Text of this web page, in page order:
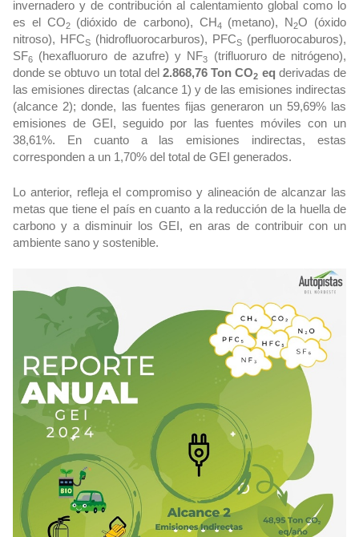
invernadero y de contribución al calentamiento global como lo
es el CO2 (dióxido de carbono), CH4 (metano), N2O (óxido
nitroso), HFCS (hidrofluorocarburos), PFCS (perfluorocaburos),
SF6 (hexafluoruro de azufre) y NF3
(trifluoruro de nitrógeno),
donde se obtuvo un total del2.868,76 Ton CO2 eq derivadas de
las emisiones directas (alcance 1) y de las emisiones indirectas
(alcance 2); donde, las fuentes fijas generaron un 59,69% las
emisiones de GEI, seguido por las fuentes móviles con un
38,61%. En cuanto a las emisiones indirectas, estas
corresponden a un 1,70% del total de GEI generados.
Lo anterior, refleja el compromiso y alineación de alcanzar las
metas que tiene el país en cuanto a la reducción de la huella de
carbono y a disminuir los GEI, en aras de contribuir con un
ambiente sano y sostenible.